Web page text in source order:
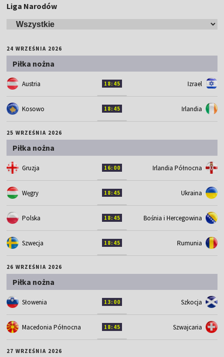
Liga Narodów
24 WRZEŚNIA 2026
Piłka nożna
Austria 18:45 Izrael
Kosowo 18:45 Irlandia
25 WRZEŚNIA 2026
Piłka nożna
Gruzja 16:00 Irlandia Północna
Węgry 18:45 Ukraina
Polska 18:45 Bośnia i Hercegowina
Szwecja 18:45 Rumunia
26 WRZEŚNIA 2026
Piłka nożna
Słowenia 13:00 Szkocja
Macedonia Północna 18:45 Szwajcaria
27 WRZEŚNIA 2026